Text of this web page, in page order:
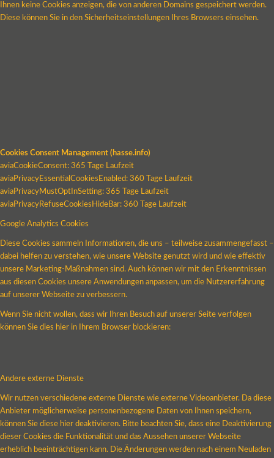
Ihnen keine Cookies anzeigen, die von anderen Domains gespeichert werden.
Diese können Sie in den Sicherheitseinstellungen Ihres Browsers einsehen.
Cookies Consent Management (hasse.info)
aviaCookieConsent: 365 Tage Laufzeit
aviaPrivacyEssentialCookiesEnabled: 360 Tage Laufzeit
aviaPrivacyMustOptInSetting: 365 Tage Laufzeit
aviaPrivacyRefuseCookiesHideBar: 360 Tage Laufzeit
Google Analytics Cookies
Diese Cookies sammeln Informationen, die uns – teilweise zusammengefasst –
dabei helfen zu verstehen, wie unsere Website genutzt wird und wie effektiv
unsere Marketing-Maßnahmen sind. Auch können wir mit den Erkenntnissen
aus diesen Cookies unsere Anwendungen anpassen, um die Nutzererfahrung
auf unserer Webseite zu verbessern.
Wenn Sie nicht wollen, dass wir Ihren Besuch auf unserer Seite verfolgen
können Sie dies hier in Ihrem Browser blockieren:
Andere externe Dienste
Wir nutzen verschiedene externe Dienste wie externe Videoanbieter. Da diese
Anbieter möglicherweise personenbezogene Daten von Ihnen speichern,
können Sie diese hier deaktivieren. Bitte beachten Sie, dass eine Deaktivierung
dieser Cookies die Funktionalität und das Aussehen unserer Webseite
erheblich beeinträchtigen kann. Die Änderungen werden nach einem Neuladen